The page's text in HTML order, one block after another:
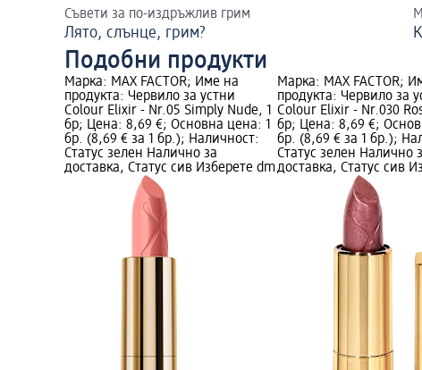
Съвети за по-издръжлив грим
Лято, слънце, грим?
Подобни продукти
Марка: MAX FACTOR; Име на
продукта: Червило за устни
Colour Elixir - Nr.05 Simply Nude, 1
бр; Цена: 8,69 €; Основна цена: 1
бр. (8,69 € за 1 бр.); Наличност:
Статус зелен Налично за
доставка, Статус сив Изберете dm
Марка: MAX FACTOR;
продукта: Червило за
Colour Elixir - Nr.030
бр; Цена: 8,69 €;
бр. (8,69 € за 1 бр.);
Статус зелен Налично
доставка, Статус сив